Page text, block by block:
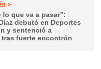
>
lo que va a pasar”:
debutó en Deportes
y sentenció a
tras fuerte encontrón